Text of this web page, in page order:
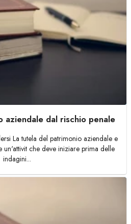
aziendale dal rischio penale
La tutela del patrimonio aziendale e
un'attivit che deve iniziare prima delle
indagini...